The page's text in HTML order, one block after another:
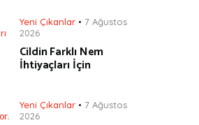
Yeni Çıkanlar
7 Ağustos
2026
Cildin Farklı Nem
İhtiyaçları İçin
Yeni Çıkanlar
7 Ağustos
2026